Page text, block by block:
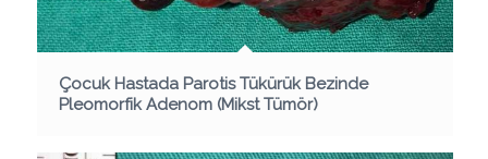
Çocuk Hastada Parotis Tükürük Bezinde
Pleomorfik Adenom (Mikst Tümör)